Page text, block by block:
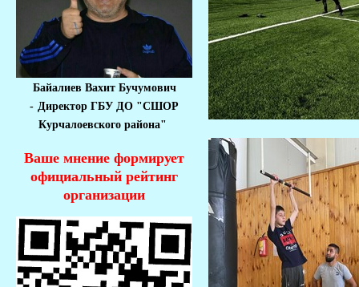
Байалиев Вахит Бучумович
- Директор ГБУ ДО "СШОР
Курчалоевского района"
Ваше мнение формирует
официальный рейтинг
организации